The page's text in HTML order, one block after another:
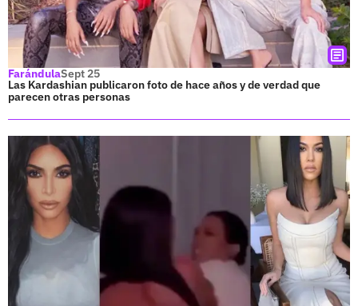
FarándulaSept 25
Las Kardashian publicaron foto de hace años y de verdad que
parecen otras personas